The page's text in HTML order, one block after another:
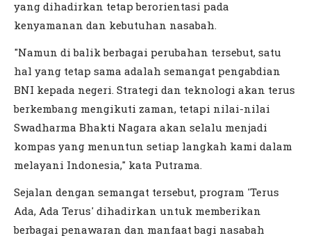
yang dihadirkan tetap berorientasi pada
kenyamanan dan kebutuhan nasabah.
"Namun di balik berbagai perubahan tersebut, satu
hal yang tetap sama adalah semangat pengabdian
BNI kepada negeri. Strategi dan teknologi akan terus
berkembang mengikuti zaman, tetapi nilai-nilai
Swadharma Bhakti Nagara akan selalu menjadi
kompas yang menuntun setiap langkah kami dalam
melayani Indonesia," kata Putrama.
Sejalan dengan semangat tersebut, program 'Terus
Ada, Ada Terus' dihadirkan untuk memberikan
berbagai penawaran dan manfaat bagi nasabah